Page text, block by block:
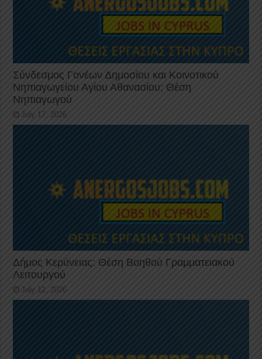
Σύνδεσμος Γονέων Δημοσίου και Κοινοτικού
Νηπιαγωγείου Αγίου Αθανασίου: Θέση
Νηπιαγωγού
July 17, 2026
Δήμος Κερύνειας: Θέση Βοηθού Γραμματειακού
Λειτουργού
July 12, 2026